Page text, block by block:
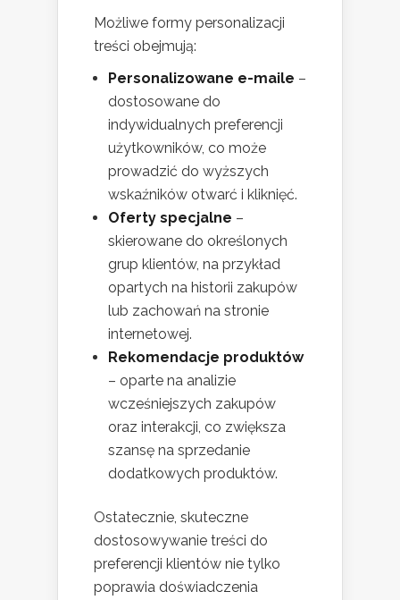
Możliwe formy personalizacji
treści obejmują:
Personalizowane e-maile –
dostosowane do
indywidualnych preferencji
użytkowników, co może
prowadzić do wyższych
wskaźników otwarć i kliknięć.
Oferty specjalne –
skierowane do określonych
grup klientów, na przykład
opartych na historii zakupów
lub zachowań na stronie
internetowej.
Rekomendacje produktów
– oparte na analizie
wcześniejszych zakupów
oraz interakcji, co zwiększa
szansę na sprzedanie
dodatkowych produktów.
Ostatecznie, skuteczne
dostosowywanie treści do
preferencji klientów nie tylko
poprawia doświadczenia